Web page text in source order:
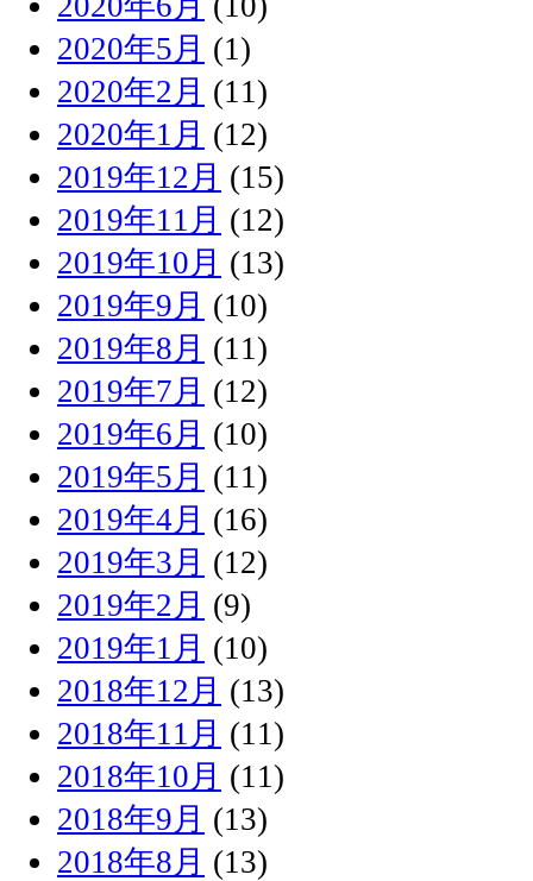
2020年5月 (1)
2020年2月 (11)
2020年1月 (12)
2019年12月 (15)
2019年11月 (12)
2019年10月 (13)
2019年9月 (10)
2019年8月 (11)
2019年7月 (12)
2019年6月 (10)
2019年5月 (11)
2019年4月 (16)
2019年3月 (12)
2019年2月 (9)
2019年1月 (10)
2018年12月 (13)
2018年11月 (11)
2018年10月 (11)
2018年9月 (13)
2018年8月 (13)